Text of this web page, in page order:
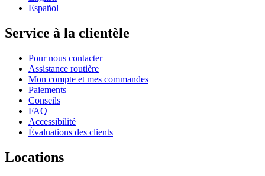
Español
Service à la clientèle
Pour nous contacter
Assistance routière
Mon compte et mes commandes
Paiements
Conseils
FAQ
Accessibilité
Évaluations des clients
Locations